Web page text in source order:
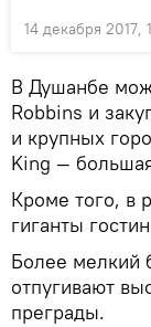
14 декабря 2017,
В Душанбе
Robbins и
и крупных
King —
Кроме того, в
гиганты
Более мелкий
отпугивают
преграды.